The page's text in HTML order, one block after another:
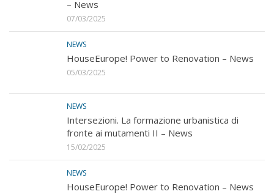
– News
07/03/2025
NEWS
HouseEurope! Power to Renovation – News
05/03/2025
NEWS
Intersezioni. La formazione urbanistica di
fronte ai mutamenti II – News
15/02/2025
NEWS
HouseEurope! Power to Renovation – News